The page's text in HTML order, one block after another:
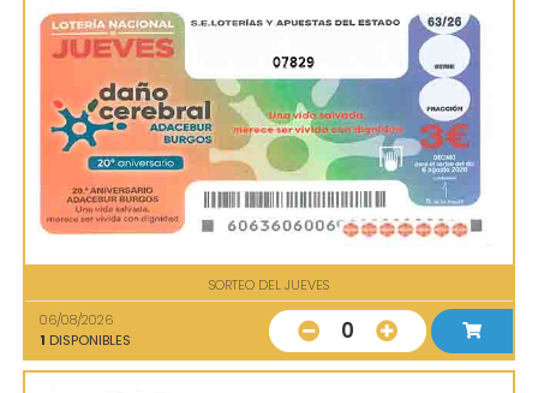
07829
SORTEO DEL JUEVES
06/08/2026
1 DISPONIBLES 0